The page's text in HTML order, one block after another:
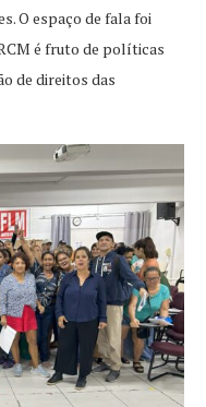
O espaço de fala foi
é fruto de políticas
de direitos das